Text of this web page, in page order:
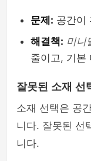
문제: 공간이
해결책: 미니
줄이고, 기본
잘못된 소재 선
소재 선택은 공
니다. 잘못된 선
니다.